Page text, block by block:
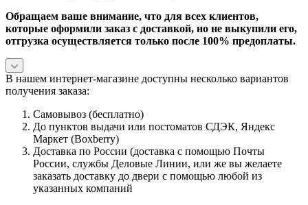
Обращаем ваше внимание, что для всех клиентов,
которые оформили заказ с доставкой, но не выкупили его,
отгрузка осуществляется только после 100% предоплаты.
В нашем интернет-магазине доступны несколько вариантов
получения заказа:
Самовывоз (бесплатно)
До пунктов выдачи или постоматов СДЭК, Яндекс
Маркет (Boxberry)
Доставка по России (доставка с помощью Почты
России, службы Деловые Линии, или же вы желаете
заказать доставку до двери с помощью любой из
указанных компаний